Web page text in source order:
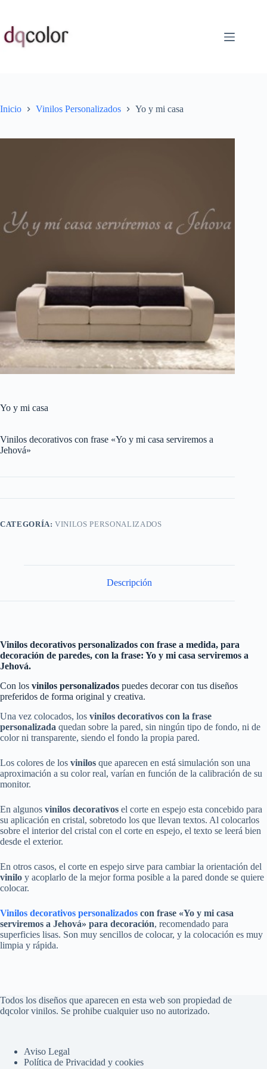
contenido
Inicio Vinilos Personalizados Yo y mi casa
Yo y mi casa
Vinilos decorativos con frase «Yo y mi casa serviremos a
Jehová»
CATEGORÍA:VINILOS PERSONALIZADOS
Descripción
Vinilos decorativos personalizados con frase a medida, para
decoración de paredes, con la frase: Yo y mi casa serviremos a
Jehová.
Con los vinilos personalizados puedes decorar con tus diseños
preferidos de forma original y creativa.
Una vez colocados, los vinilos decorativos con la frase
personalizada quedan sobre la pared, sin ningún tipo de fondo, ni de
color ni transparente, siendo el fondo la propia pared.
Los colores de los vinilos que aparecen en está simulación son una
aproximación a su color real, varían en función de la calibración de su
monitor.
En algunos vinilos decorativos el corte en espejo esta concebido para
su aplicación en cristal, sobretodo los que llevan textos. Al colocarlos
sobre el interior del cristal con el corte en espejo, el texto se leerá bien
desde el exterior.
En otros casos, el corte en espejo sirve para cambiar la orientación del
vinilo y acoplarlo de la mejor forma posible a la pared donde se quiere
colocar.
Vinilos decorativos personalizados con frase «Yo y mi casa
serviremos a Jehová» para decoración, recomendado para
superficies lisas. Son muy sencillos de colocar, y la colocación es muy
limpia y rápida.
Todos los diseños que aparecen en esta web son propiedad de
dqcolor vinilos. Se prohibe cualquier uso no autorizado.
Aviso Legal
Política de Privacidad y cookies